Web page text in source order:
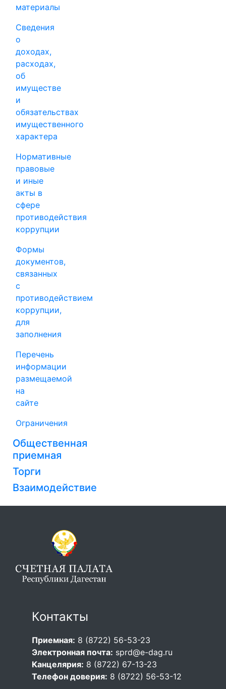
материалы
Сведения
о
доходах,
расходах,
об
имуществе
и
обязательствах
имущественного
характера
Нормативные
правовые
и иные
акты в
сфере
противодействия
коррупции
Формы
документов,
связанных
с
противодействием
коррупции,
для
заполнения
Перечень
информации
размещаемой
на
сайте
Ограничения
Общественная
приемная
Торги
Взаимодействие
Контакты
Приемная: 8 (8722) 56-53-23
Электронная почта: sprd@e-dag.ru
Канцелярия: 8 (8722) 67-13-23
Телефон доверия: 8 (8722) 56-53-12